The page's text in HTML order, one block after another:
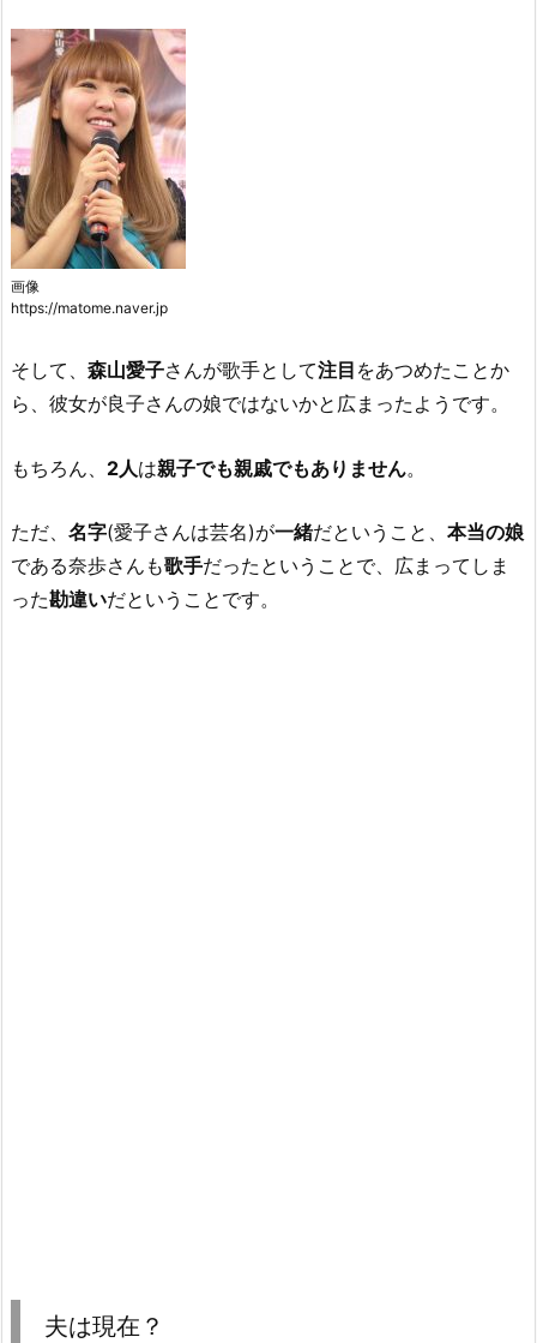
画像
https://matome.naver.jp
そして、 森山愛子さんが歌手として注目 をあつめたことか
ら、彼女が良子さんの娘ではないかと広まったようです。
もちろん、 2人は親子でも親戚でもありません。
ただ、 名字(愛子さんは芸名)が一緒だということ、 本当の娘
である奈歩さんも歌手だったということで、広まってしま
った勘違いだということです。
夫は現在？